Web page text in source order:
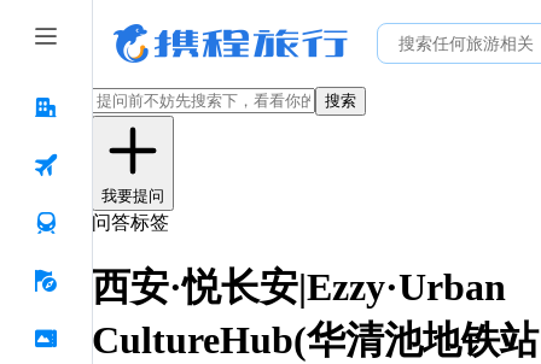
搜索
我要提问
问答标签
西安·悦长安|Ezzy·Urban
CultureHub(华清池地铁站